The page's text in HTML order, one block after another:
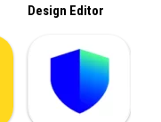
Design Editor